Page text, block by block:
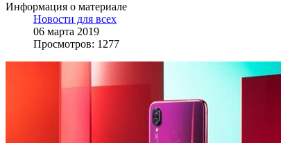
Информация о материале
Новости для всех
06 марта 2019
Просмотров: 1277